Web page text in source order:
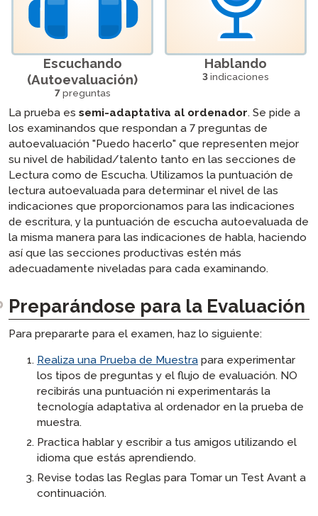
Escuchando
(Autoevaluación)
7preguntas
Hablando
3indicaciones
La prueba es semi-adaptativa al ordenador. Se pide a
los examinandos que respondan a 7 preguntas de
autoevaluación "Puedo hacerlo" que representen mejor
su nivel de habilidad/talento tanto en las secciones de
Lectura como de Escucha. Utilizamos la puntuación de
lectura autoevaluada para determinar el nivel de las
indicaciones que proporcionamos para las indicaciones
de escritura, y la puntuación de escucha autoevaluada de
la misma manera para las indicaciones de habla, haciendo
así que las secciones productivas estén más
adecuadamente niveladas para cada examinando.
Preparándose para la Evaluación
Para prepararte para el examen, haz lo siguiente:
Realiza una Prueba de Muestra para experimentar
los tipos de preguntas y el flujo de evaluación. NO
recibirás una puntuación ni experimentarás la
tecnología adaptativa al ordenador en la prueba de
muestra.
Practica hablar y escribir a tus amigos utilizando el
idioma que estás aprendiendo.
Revise todas las Reglas para Tomar un Test Avant a
continuación.